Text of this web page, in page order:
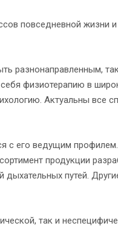
повседневной жизни
разнонаправленным,
физиотерапию в
Актуальны все
с его ведущим
продукции
путей.
так и